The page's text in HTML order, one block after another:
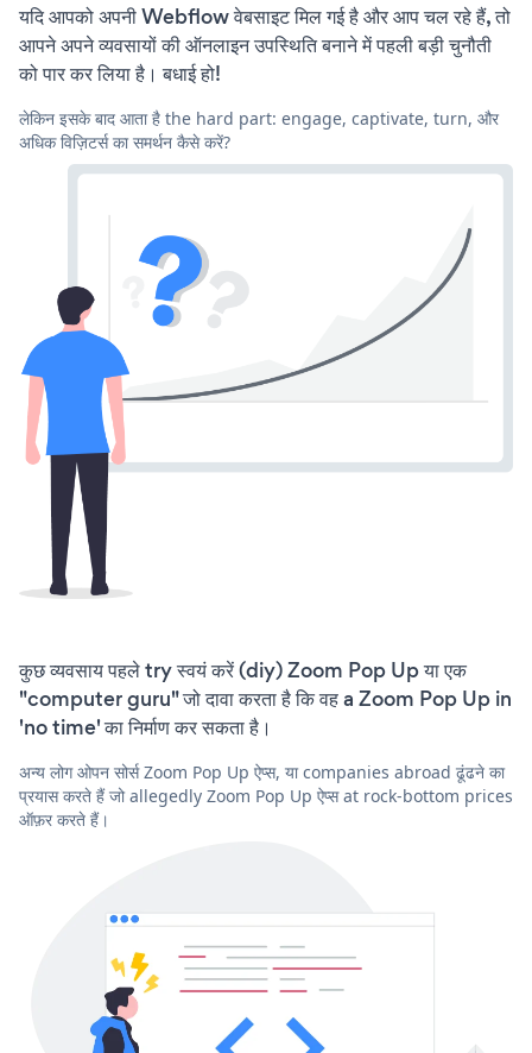
यदि आपको अपनी Webflow वेबसाइट मिल गई है और आप चल रहे हैं, तो
आपने अपने व्यवसायों की ऑनलाइन उपस्थिति बनाने में पहली बड़ी चुनौती
को पार कर लिया है। बधाई हो!
लेकिन इसके बाद आता है the hard part: engage, captivate, turn, और
अधिक विज़िटर्स का समर्थन कैसे करें?
कुछ व्यवसाय पहले try स्वयं करें (diy) Zoom Pop Up या एक
"computer guru" जो दावा करता है कि वह a Zoom Pop Up in
'no time' का निर्माण कर सकता है।
अन्य लोग ओपन सोर्स Zoom Pop Up ऐप्स, या companies abroad ढूंढने का
प्रयास करते हैं जो allegedly Zoom Pop Up ऐप्स at rock-bottom prices
ऑफ़र करते हैं।